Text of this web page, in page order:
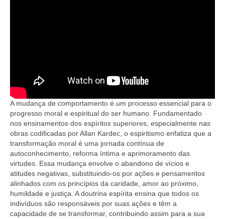
A mudança de comportamento é um processo essencial para o
progresso moral e espiritual do ser humano. Fundamentado
nos ensinamentos dos espíritos superiores, especialmente nas
obras codificadas por Allan Kardec, o espiritismo enfatiza que a
transformação moral é uma jornada contínua de
autoconhecimento, reforma íntima e aprimoramento das
virtudes. Essa mudança envolve o abandono de vícios e
atitudes negativas, substituindo-os por ações e pensamentos
alinhados com os princípios da caridade, amor ao próximo,
humildade e justiça. A doutrina espírita ensina que todos os
indivíduos são responsáveis por suas ações e têm a
capacidade de se transformar, contribuindo assim para a sua